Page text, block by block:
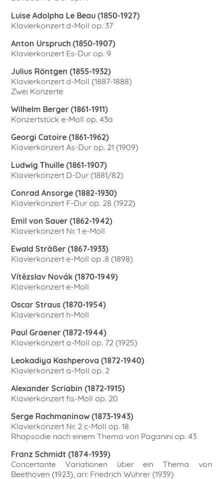
Luise Adolpha Le Beau (1850-1927)
Klavierkonzert d-Moll op. 37
Anton Urspruch (1850-1907)
Klavierkonzert Es-Dur op. 9
Julius Röntgen (1855-1932)
Klavierkonzert d-Moll (1887-1888)
Zwei Konzerte
Wilhelm Berger (1861-1911)
Konzertstück e-Moll op. 43a
Georgi Catoire (1861-1962)
Klavierkonzert As-Dur op. 21 (1909)
Ludwig Thuille (1861-1907)
Klavierkonzert D-Dur (1881/82)
Conrad Ansorge (1882-1930)
Klavierkonzert F-Dur op. 28 (1922)
Emil von Sauer (1862-1942)
Klavierkonzert Nr. 1 e-Moll
Ewald Sträßer (1867-1933)
Klavierkonzert e-Moll op .8 (1898)
Vítězslav Novák (1870-1949)
Klavierkonzert e-Moll
Oscar Straus (1870-1954)
Klavierkonzert h-Moll
Paul Graener (1872-1944)
Klavierkonzert a-Moll op. 72 (1925)
Leokadiya Kashperova (1872-1940)
Klavierkonzert a-Moll op. 2
Alexander Scriabin (1872-1915)
Klavierkonzert fis-Moll op. 20
Serge Rachmaninow (1873-1943)
Klavierkonzert Nr. 2 c-Moll op. 18
Rhapsodie nach einem Thema von Paganini op. 43
Franz Schmidt (1874-1939)
Concertante Variationen über ein Thema von
Beethoven (1923), arr. Friedrich Wührer (1939)